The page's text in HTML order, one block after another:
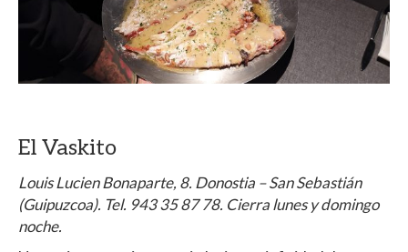
El Vaskito
Louis Lucien Bonaparte, 8. Donostia – San Sebastián
(Guipuzcoa). Tel. 943 35 87 78. Cierra lunes y domingo
noche.